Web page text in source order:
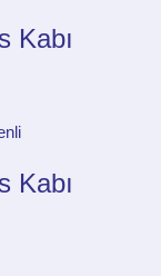
Kabı
Kabı